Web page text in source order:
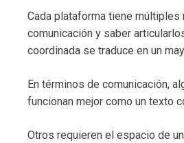
Cada plataforma tiene múltiples
comunicación y saber
coordinada se traduce en un
En términos de comunicación,
funcionan mejor como un texto
Otros requieren el espacio de